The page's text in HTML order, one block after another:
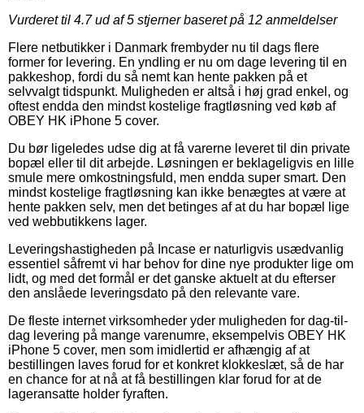
Vurderet til 4.7ud af 5 stjerner baseret på 12 anmeldelser
Flere netbutikker i Danmark frembyder nu til dags flere
former for levering. En yndling er nu om dage levering til en
pakkeshop, fordi du så nemt kan hente pakken på et
selvvalgt tidspunkt. Muligheden er altså i høj grad enkel, og
oftest endda den mindst kostelige fragtløsning ved køb af
OBEY HK iPhone 5 cover.
Du bør ligeledes udse dig at få varerne leveret til din private
bopæl eller til dit arbejde. Løsningen er beklageligvis en lille
smule mere omkostningsfuld, men endda super smart. Den
mindst kostelige fragtløsning kan ikke benægtes at være at
hente pakken selv, men det betinges af at du har bopæl lige
ved webbutikkens lager.
Leveringshastigheden på Incase er naturligvis usædvanlig
essentiel såfremt vi har behov for dine nye produkter lige om
lidt, og med det formål er det ganske aktuelt at du efterser
den anslåede leveringsdato på den relevante vare.
De fleste internet virksomheder yder muligheden for dag-til-
dag levering på mange varenumre, eksempelvis OBEY HK
iPhone 5 cover, men som imidlertid er afhængig af at
bestillingen laves forud for et konkret klokkeslæt, så de har
en chance for at nå at få bestillingen klar forud for at de
lageransatte holder fyraften.